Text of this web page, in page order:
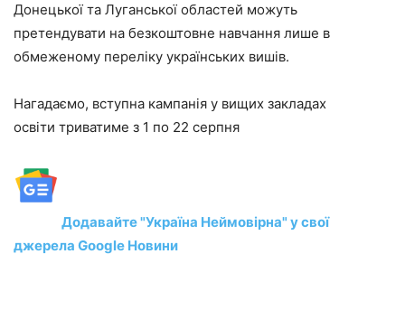
Донецької та Луганської областей можуть
претендувати на безкоштовне навчання лише в
обмеженому переліку українських вишів.
Нагадаємо, вступна кампанія у вищих закладах
освіти триватиме з 1 по 22 серпня
Додавайте "Україна Неймовірна" у свої
джерела Google Новини